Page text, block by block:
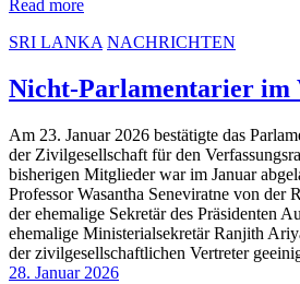
Read more
SRI LANKA NACHRICHTEN
Nicht-Parlamentarier im
Am 23. Januar 2026 bestätigte das
der Zivilgesellschaft für den
bisherigen Mitglieder war im Januar
Professor Wasantha Seneviratne von der
der ehemalige Sekretär des Präsidenten
ehemalige Ministerialsekretär Ranjith
der zivilgesellschaftlichen Vertreter
28. Januar 2026